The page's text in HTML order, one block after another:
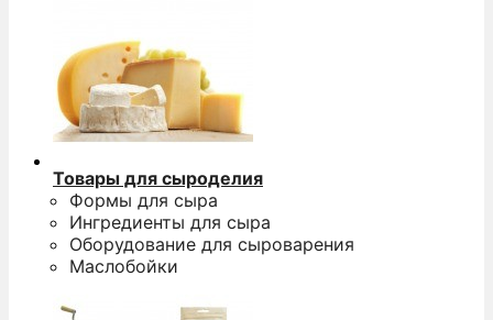
Товары для сыроделия
Формы для сыра
Ингредиенты для сыра
Оборудование для сыроварения
Маслобойки